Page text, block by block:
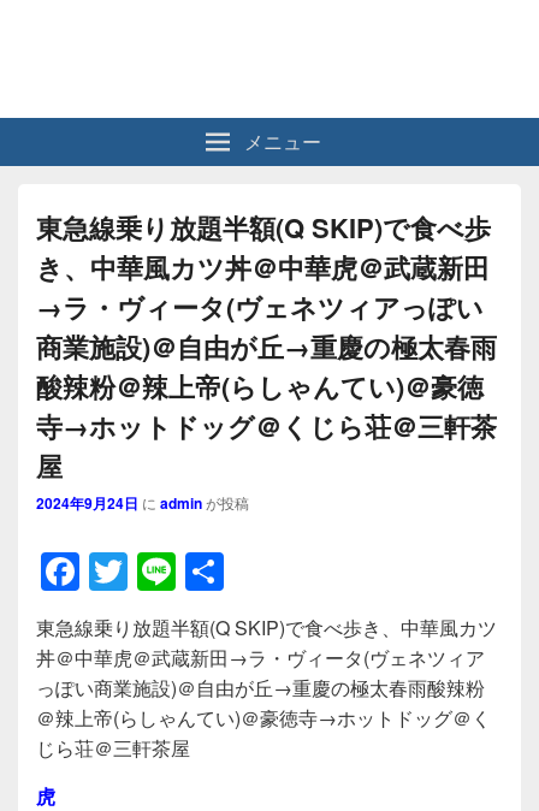
メニュー
東急線乗り放題半額(Q SKIP)で食べ歩
き、中華風カツ丼＠中華虎＠武蔵新田
→ラ・ヴィータ(ヴェネツィアっぽい
商業施設)＠自由が丘→重慶の極太春雨
酸辣粉＠辣上帝(らしゃんてい)＠豪徳
寺→ホットドッグ＠くじら荘＠三軒茶
屋
2024年9月24日 に adminが投稿
F
a
c
e
b
o
T
wi
tt
er
Li
n
e
有
東急線乗り放題半額(Q SKIP)で食べ歩き、中華風カツ
丼＠中華虎＠武蔵新田→ラ・ヴィータ(ヴェネツィア
っぽい商業施設)＠自由が丘→重慶の極太春雨酸辣粉
＠辣上帝(らしゃんてい)＠豪徳寺→ホットドッグ＠く
じら荘＠三軒茶屋
虎